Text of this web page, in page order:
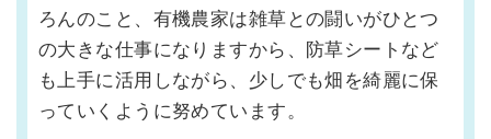
ろんのこと、有機農家は雑草との闘いがひとつ
の大きな仕事になりますから、防草シートなど
も上手に活用しながら、少しでも畑を綺麗に保
っていくように努めています。